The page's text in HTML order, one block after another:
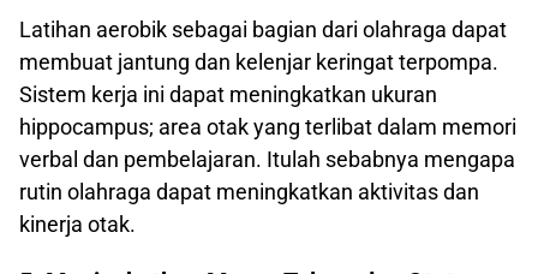
Latihan aerobik sebagai bagian dari olahraga dapat
membuat jantung dan kelenjar keringat terpompa.
Sistem kerja ini dapat meningkatkan ukuran
hippocampus; area otak yang terlibat dalam memori
verbal dan pembelajaran. Itulah sebabnya mengapa
rutin olahraga dapat meningkatkan aktivitas dan
kinerja otak.